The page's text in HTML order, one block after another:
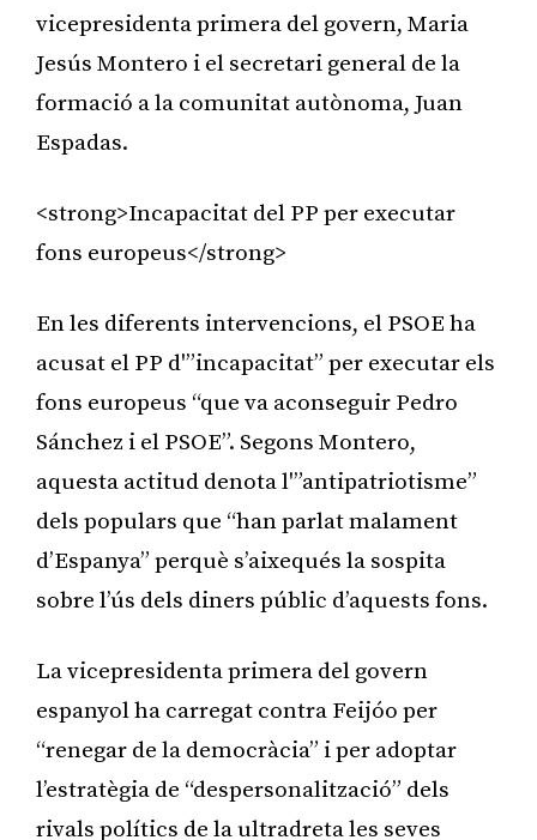
vicepresidenta primera del govern, Maria
Jesús Montero i el secretari general de la
formació a la comunitat autònoma, Juan
Espadas.
<strong>Incapacitat del PP per executar
fons europeus</strong>
En les diferents intervencions, el PSOE ha
acusat el PP d'”incapacitat” per executar els
fons europeus “que va aconseguir Pedro
Sánchez i el PSOE”. Segons Montero,
aquesta actitud denota l'”antipatriotisme”
dels populars que “han parlat malament
d’Espanya” perquè s’aixequés la sospita
sobre l’ús dels diners públic d’aquests fons.
La vicepresidenta primera del govern
espanyol ha carregat contra Feijóo per
“renegar de la democràcia” i per adoptar
l’estratègia de “despersonalització” dels
rivals polítics de la ultradreta les seves